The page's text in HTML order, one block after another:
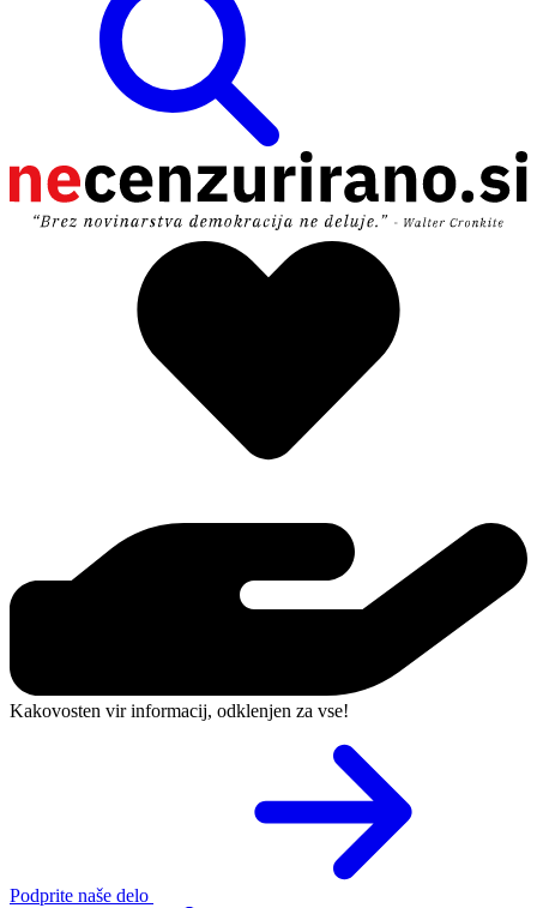
Kakovosten vir informacij, odklenjen za vse!
Podprite naše delo